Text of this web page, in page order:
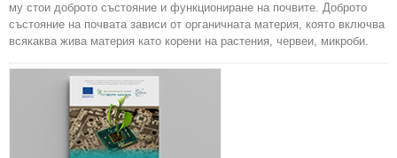
му стои доброто състояние и функциониране на почвите. Доброто
състояние на почвата зависи от органичната материя, която включва
всякаква жива материя като корени на растения, червеи, микроби.